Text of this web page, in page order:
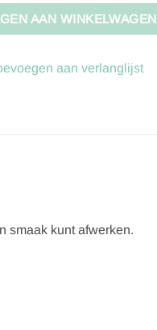
AAN WINKELWAGEN
aan verlanglijst
smaak kunt afwerken.